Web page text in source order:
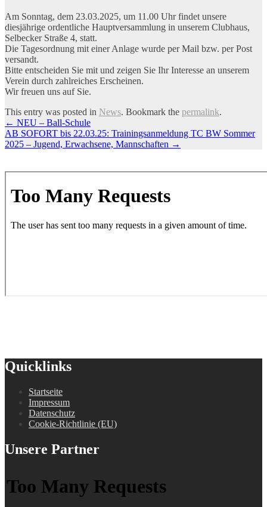
Am Sonntag, dem 23.03.2025, um 11.00 Uhr findet unsere
diesjährige ordentliche Hauptversammlung in unserem Clubhaus,
Selbecker Straße 4, statt.
Die Tagesordnung mit einer Anlage wurde per Mail bzw. per Post
versandt.
Bitte entscheiden Sie mit und zeigen Sie Ihr Interesse an unserem
Verein durch zahlreiches Erscheinen.
Wir freuen uns auf Sie.
This entry was posted in News. Bookmark the permalink.
Artikel-
Navigation
← NEU – Ball-Schule
AB SOFORT bis 22.03.25: Trainingsanmeldung TC BW Sommer
2025 – Jugend, Erwachsene, Mannschaften →
Quicklinks
Startseite
Impressum
Datenschutz
Cookie-Richtlinie (EU)
Unsere Partner